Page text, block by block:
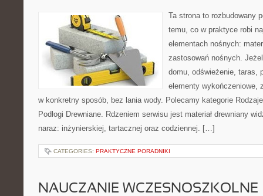
Ta strona to rozbudowany
temu, co w praktyce robi
elementach nośnych:
zastosowań nośnych.
domu, odświeżenie, taras,
elementy wykończeniowe,
w konkretny sposób, bez lania wody. Polecamy kategorie
Podłogi Drewniane. Rdzeniem serwisu jest materiał drewniany
naraz: inżynierskiej, tartacznej oraz codziennej. […]
CATEGORIES: PRAKTYCZNE PORADNIKI
NAUCZANIE WCZESNOSZKOLNE